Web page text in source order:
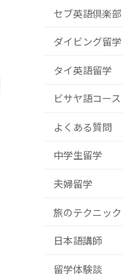
セブ英語倶楽部
ダイビング留学
タイ英語留学
ビサヤ語コース
よくある質問
中学生留学
夫婦留学
旅のテクニック
日本語講師
留学体験談